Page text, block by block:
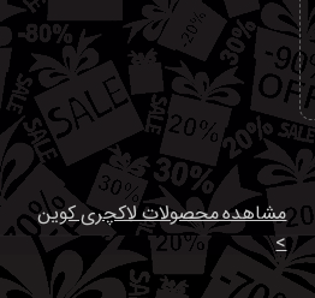
مشاهده محصولات لاکچری کوین
>